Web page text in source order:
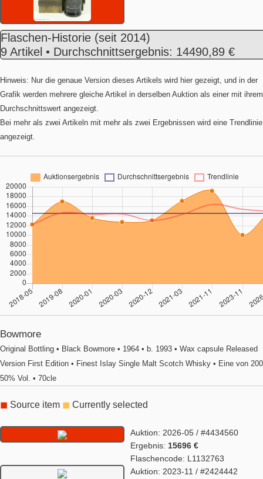
Flaschen-Historie (seit 2014)
9 Artikel • Durchschnittsergebnis: 14490,89 €
Hinweis: Nur die genaue Version dieses Artikels wird hier gezeigt, und in der
Grafik werden mehrere gleiche Artikel in derselben Auktion als einer mit ihrem
Durchschnittswert angezeigt.
Bei mehr als zwei Artikeln mit mehr als zwei Ergebnissen wird eine Trendlinie
angezeigt.
Bowmore
Original Bottling • Black Bowmore • 1964 • b. 1993 • Wax capsule Released
Version First Edition • Finest Islay Single Malt Scotch Whisky • Eine von
50% Vol. • 70cle
◼ Source item ◼ Currently selected
Auktion: 2026-05 / #4434560
Ergebnis: 15696 €
Flaschencode: L1132763
Auktion: 2023-11 / #2424442